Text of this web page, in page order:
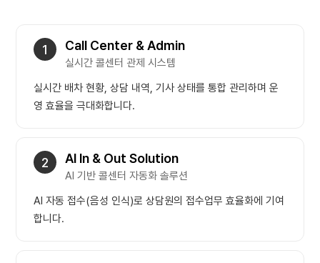
1 Call Center & Admin
실시간 콜센터 관제 시스템
실시간 배차 현황, 상담 내역, 기사 상태를 통합 관리하며 운
영 효율을 극대화합니다.
2 AI In & Out Solution
AI 기반 콜센터 자동화 솔루션
AI 자동 접수(음성 인식)로 상담원의 접수업무 효율화에 기여
합니다.